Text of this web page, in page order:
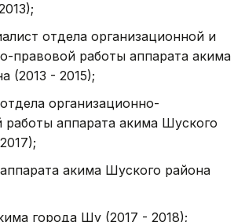
отдела организационной и
правовой работы аппарата акима
(2013 - 2015);
организационно-
работы аппарата акима Шуского
акима Шуского района
города Шу (2017 - 2018);